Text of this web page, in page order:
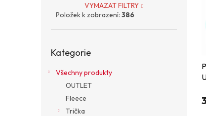
VYMAZAT FILTRY
Položek k zobrazení: 386
kategorie
Kategorie
Všechny produkty
OUTLET
Fleece
Trička